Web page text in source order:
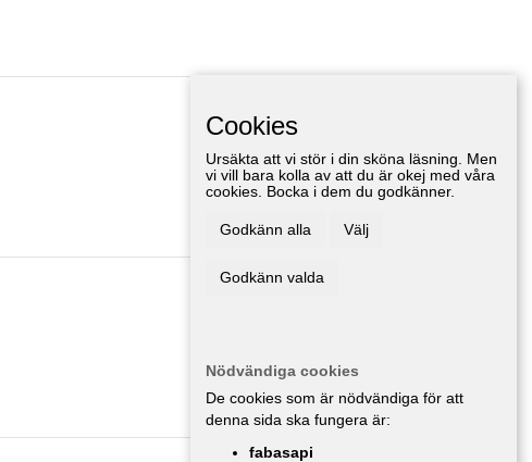
MC/Mopeder
Cookies
Ursäkta att vi stör i din sköna läsning. Men
vi vill bara kolla av att du är okej med våra
cookies. Bocka i dem du godkänner.
Godkänn alla Välj
Godkänn valda
Nödvändiga cookies
De cookies som är nödvändiga för att
denna sida ska fungera är:
fabasapi